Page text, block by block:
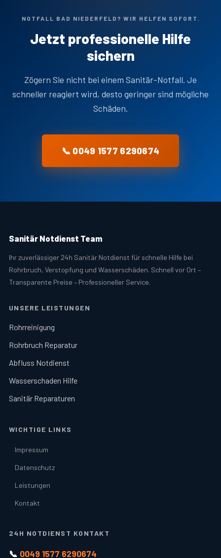
NOTFALL BAD NIEDERFELD? WIR HELFEN SOFORT.
Jetzt professionelle Hilfe
sichern
Zögern Sie nicht bei einem Sanitär-Notfall. Je
schneller reagiert wird, desto geringer sind mögliche
Schäden.
📞 0049 1577 6290674
Sanitär Notdienst Team
Ihr zuverlässiger 24h Sanitär Notdienst für schnelle Hilfe bei
Rohrbruch, Verstopfung und Wasserschäden. Schnell vor Ort –
Transparente Preise – Professioneller Service.
UNSERE LEISTUNGEN
Rohrreinigung
Rohrbruch Reparatur
Abfluss Notdienst
Wasserschaden Hilfe
Sanitär Reparaturen
WICHTIGE LINKS
Impressum
Datenschutz
Leistungen
Kontakt
24H NOTDIENST KONTAKT
📞 0049 1577 6290674